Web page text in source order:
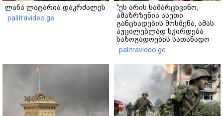
ლანა ლატარია დაკრძალეს
palitravideo.ge
"ეს არის სამარცხვინო,
ამაზრზენია ასეთი
განცხადების მოსმენა, ამას
აუცილებლად სჭირდება
საზოგადოების სათანადო
რეაქცია" - ირაკლი
კობახიძე
palitravideo.ge